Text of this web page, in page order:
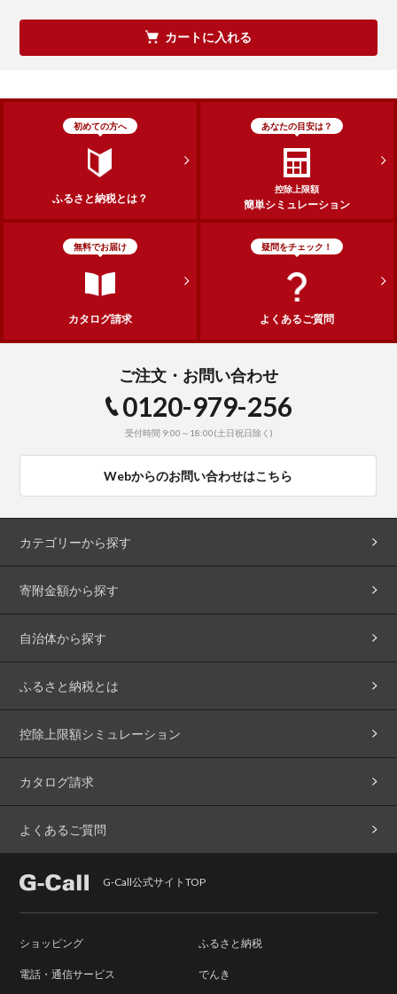
カートに入れる
初めての方へ
ふるさと納税とは？
あなたの目安は？
控除上限額
簡単シミュレーション
無料でお届け
カタログ請求
疑問をチェック！
よくあるご質問
ご注文・お問い合わせ
0120-979-256
受付時間 9:00～18:00(土日祝日除く)
Webからのお問い合わせはこちら
カテゴリーから探す
寄附金額から探す
自治体から探す
ふるさと納税とは
控除上限額シミュレーション
カタログ請求
よくあるご質問
G-Call公式サイトTOP
ショッピング ふるさと納税
電話・通信サービス でんき